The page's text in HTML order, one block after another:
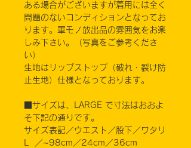
ある場合がございますが着用には全く
問題のないコンディションとなってお
ります。軍モノ放出品の雰囲気をお楽
しみ下さい。（写真をご参考くださ
い）
生地はリップストップ（破れ・裂け防
止生地）仕様となっております。
■サイズは、LARGE で寸法はおおよ
そ下記の通りです。
サイズ表記／ウエスト／股下／ワタリ
L ／~98cm／24cm／36cm